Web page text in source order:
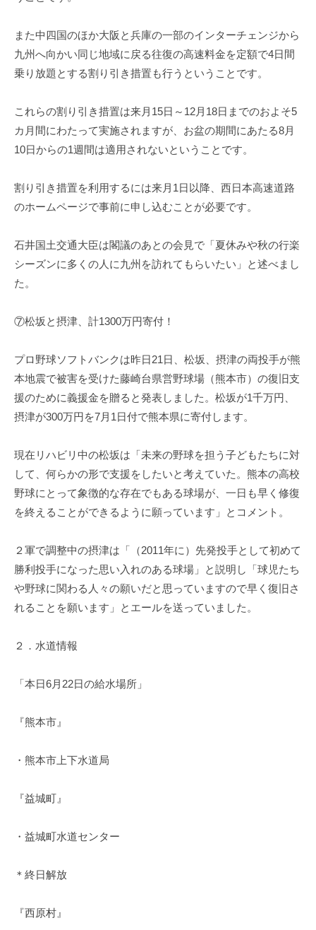
また中四国のほか大阪と兵庫の一部のインターチェンジから
九州へ向かい同じ地域に戻る往復の高速料金を定額で4日間
乗り放題とする割り引き措置も行うということです。
これらの割り引き措置は来月15日～12月18日までのおよそ5
カ月間にわたって実施されますが、お盆の期間にあたる8月
10日からの1週間は適用されないということです。
割り引き措置を利用するには来月1日以降、西日本高速道路
のホームページで事前に申し込むことが必要です。
石井国土交通大臣は閣議のあとの会見で「夏休みや秋の行楽
シーズンに多くの人に九州を訪れてもらいたい」と述べまし
た。
⑦松坂と摂津、計1300万円寄付！
プロ野球ソフトバンクは昨日21日、松坂、摂津の両投手が熊
本地震で被害を受けた藤崎台県営野球場（熊本市）の復旧支
援のために義援金を贈ると発表しました。松坂が1千万円、
摂津が300万円を7月1日付で熊本県に寄付します。
現在リハビリ中の松坂は「未来の野球を担う子どもたちに対
して、何らかの形で支援をしたいと考えていた。熊本の高校
野球にとって象徴的な存在でもある球場が、一日も早く修復
を終えることができるように願っています」とコメント。
２軍で調整中の摂津は「（2011年に）先発投手として初めて
勝利投手になった思い入れのある球場」と説明し「球児たち
や野球に関わる人々の願いだと思っていますので早く復旧さ
れることを願います」とエールを送っていました。
２．水道情報
「本日6月22日の給水場所」
『熊本市』
・熊本市上下水道局
『益城町』
・益城町水道センター
＊終日解放
『西原村』